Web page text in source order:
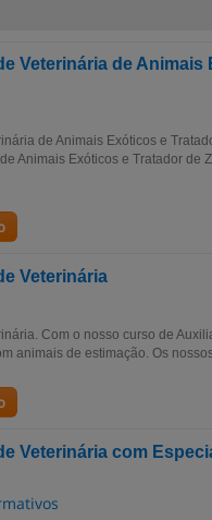
Veterinária de Animais
de Animais Exóticos e
Animais Exóticos e Tratador de
Veterinária
Com o nosso curso de
animais de estimação. Os
Veterinária com